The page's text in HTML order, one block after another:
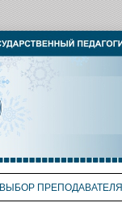
ВЫБОР ПРЕПОДАВАТЕЛЯ